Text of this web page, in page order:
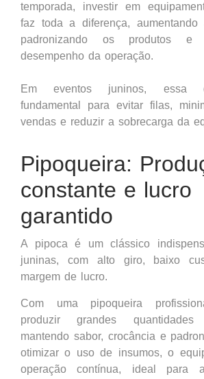
temporada, investir em
faz toda a diferença, aumentando
padronizando os produtos e
desempenho da operação.
Em eventos juninos, essa
fundamental para evitar filas,
vendas e reduzir a sobrecarga da
Pipoqueira:
constante e lucro
garantido
A pipoca é um clássico
juninas, com alto giro, baixo
margem de lucro.
Com uma pipoqueira
produzir grandes
mantendo sabor, crocância e
otimizar o uso de insumos, o
operação contínua, ideal para